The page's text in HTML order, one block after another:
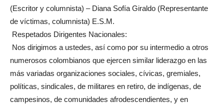
(Escritor y columnista) – Diana Sofía Giraldo (Representante
de víctimas, columnista) E.S.M.
Respetados Dirigentes Nacionales:
Nos dirigimos a ustedes, así como por su intermedio a otros
numerosos colombianos que ejercen similar liderazgo en las
más variadas organizaciones sociales, cívicas, gremiales,
políticas, sindicales, de militares en retiro, de indígenas, de
campesinos, de comunidades afrodescendientes, y en